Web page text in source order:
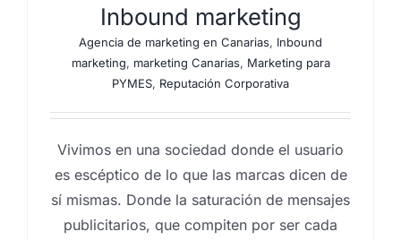
Inbound marketing
Agencia de marketing en Canarias, Inbound
marketing, marketing Canarias, Marketing para
PYMES, Reputación Corporativa
Vivimos en una sociedad donde el usuario
es escéptico de lo que las marcas dicen de
sí mismas. Donde la saturación de mensajes
publicitarios, que compiten por ser cada